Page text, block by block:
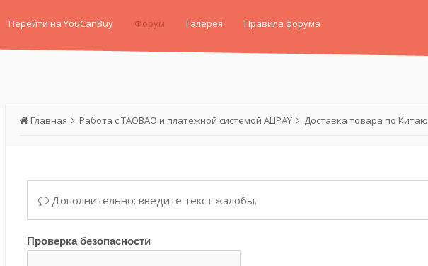
Перейти на YouCanBuy Форум Галерея Правила форума
Главная Работа с TAOBAO и платежной системой ALIPAY Доставка товара по Китаю
Дополнительно: введите текст жалобы.
Проверка безопасности